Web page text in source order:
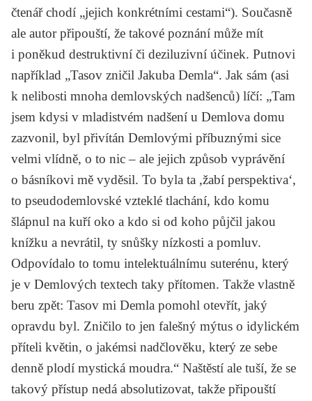
čtenář chodí „jejich konkrétními cestami“). Současně
ale autor připouští, že takové poznání může mít
i poněkud destruktivní či deziluzivní účinek. Putnovi
například „Tasov zničil Jakuba Demla“. Jak sám (asi
k nelibosti mnoha demlovských nadšenců) líčí: „Tam
jsem kdysi v mladistvém nadšení u Demlova domu
zazvonil, byl přivítán Demlovými příbuznými sice
velmi vlídně, o to nic – ale jejich způsob vyprávění
o básníkovi mě vyděsil. To byla ta ,žabí perspektiva‘,
to pseudodemlovské vzteklé tlachání, kdo komu
šlápnul na kuří oko a kdo si od koho půjčil jakou
knížku a nevrátil, ty snůšky nízkosti a pomluv.
Odpovídalo to tomu intelektuálnímu suterénu, který
je v Demlových textech taky přítomen. Takže vlastně
beru zpět: Tasov mi Demla pomohl otevřít, jaký
opravdu byl. Zničilo to jen falešný mýtus o idylickém
příteli květin, o jakémsi nadčlověku, který ze sebe
denně plodí mystická moudra.“ Naštěstí ale tuší, že se
takový přístup nedá absolutizovat, takže připouští